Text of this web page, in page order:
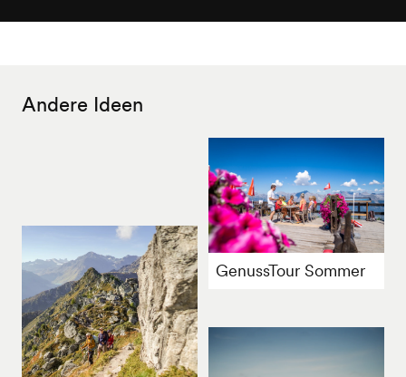
Andere Ideen
GenussTour Sommer